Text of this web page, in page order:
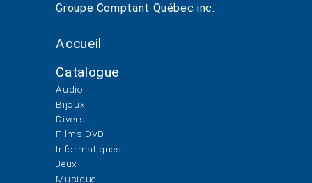
Groupe Comptant Québec inc.
Accueil
Catalogue
Audio
Bijoux
Divers
Films DVD
Informatiques
Jeux
Musique